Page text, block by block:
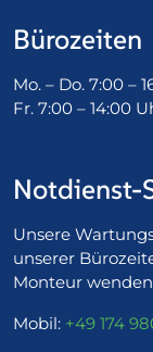
Bürozeiten
Mo. – Do. 7:00 –
Fr. 7:00 – 14:00
Notdienst-
Unsere
unserer
Monteur
Mobil: +49 174